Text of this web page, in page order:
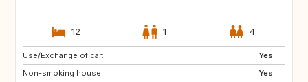
12 1 4
Use/Exchange of car:
Yes
Non-smoking house:
Yes
VN
ID